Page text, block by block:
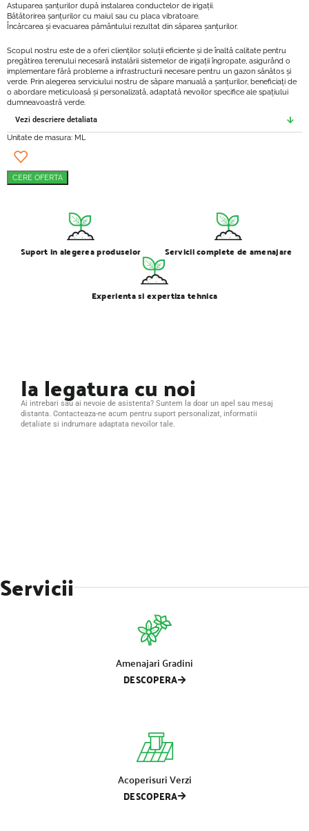
Astuparea șanțurilor după instalarea conductelor de irigații.
Bătătorirea șanțurilor cu maiul sau cu placa vibratoare.
Încărcarea și evacuarea pământului rezultat din săparea șanțurilor.
Scopul nostru este de a oferi clienților soluții eficiente și de înaltă calitate pentru
pregătirea terenului necesară instalării sistemelor de irigații îngropate, asigurând o
implementare fără probleme a infrastructurii necesare pentru un gazon sănătos și
verde. Prin alegerea serviciului nostru de săpare manuală a șanțurilor, beneficiați de
o abordare meticuloasă și personalizată, adaptată nevoilor specifice ale spațiului
dumneavoastră verde.
Vezi descriere detaliata
Unitate de masura: ML
CERE OFERTA
Suport in alegerea produselor Servicii complete de amenajare
Experienta si expertiza tehnica
Ia legatura cu noi
Ai intrebari sau ai nevoie de asistenta? Suntem la doar un apel sau mesaj
distanta. Contacteaza-ne acum pentru suport personalizat, informatii
detaliate si indrumare adaptata nevoilor tale.
Servicii
Amenajari Gradini
DESCOPERA
Acoperisuri Verzi
DESCOPERA